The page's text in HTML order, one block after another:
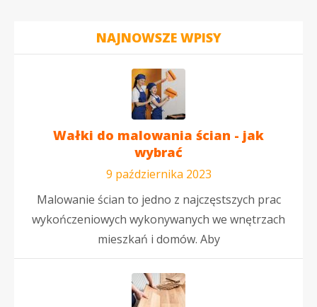
NAJNOWSZE WPISY
Wałki do malowania ścian - jak
wybrać
9 października 2023
Malowanie ścian to jedno z najczęstszych prac
wykończeniowych wykonywanych we wnętrzach
mieszkań i domów. Aby